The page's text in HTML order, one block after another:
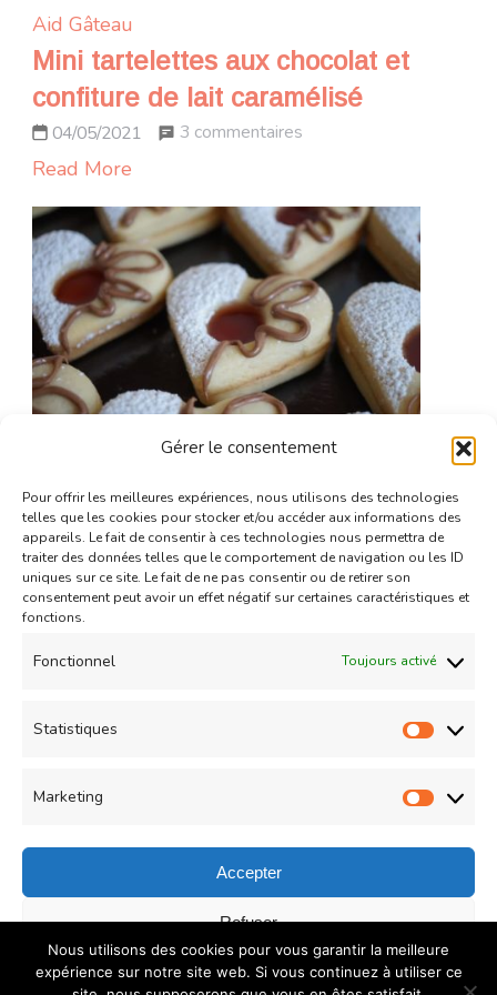
Gérer le consentement
Pour offrir les meilleures expériences, nous utilisons des technologies
telles que les cookies pour stocker et/ou accéder aux informations des
appareils. Le fait de consentir à ces technologies nous permettra de
traiter des données telles que le comportement de navigation ou les ID
uniques sur ce site. Le fait de ne pas consentir ou de retirer son
consentement peut avoir un effet négatif sur certaines caractéristiques et
fonctions.
Fonctionnel Toujours activé
Statistiques
Marketing
Accepter
Refuser
Enregistrer les préférences
Aid Gâteau
Mini tartelettes aux chocolat et
confiture de lait caramélisé
04/05/2021 3 commentaires
aux
chocolat
et
confiture
de
caramélisé
Read More
Aid Gâteau
Coeurs Sablés très fondants
fourrés à la confiture de fraise
04/05/2021
Coeurs
confiture
fraise
Read More
© Copyright 2026COUZINA.fr : Cuisine du Monde. All
Rights Reserved.Recipe Quest | Developed ByWP
Delicious. Powered byWordPress. Politique de
Nous utilisons des cookies pour vous garantir la meilleure
expérience sur notre site web. Si vous continuez à utiliser ce